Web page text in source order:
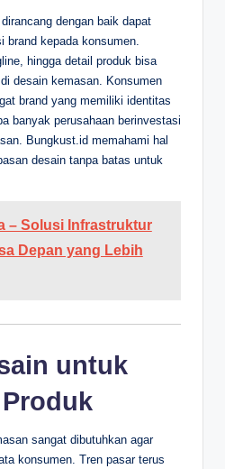
dengan baik dapat
brand kepada konsumen.
hingga detail produk bisa
desain kemasan. Konsumen
brand yang memiliki identitas
banyak perusahaan berinvestasi
Bungkust.id memahami hal
desain tanpa batas untuk
– Solusi Infrastruktur
Depan yang Lebih
untuk
sangat dibutuhkan agar
konsumen. Tren pasar terus